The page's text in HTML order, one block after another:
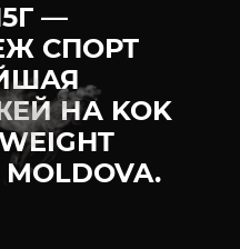
—
СПОРТ
НА KOK